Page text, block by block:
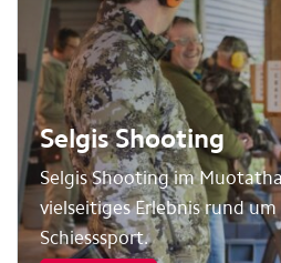
Selgis Shooting
Selgis Shooting im
vielseitiges Erlebnis rund
Schiesssport.